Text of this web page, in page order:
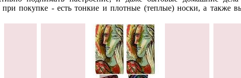
покупке - есть тонкие и плотные (теплые) носки, а также